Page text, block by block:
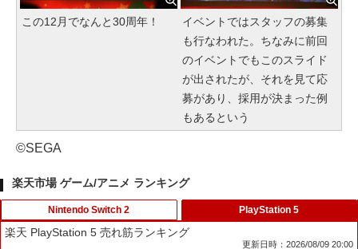
この12月でなんと30周年！
イベントではスタッフの募集
も行なわれた。ちなみに前回
のイベントでもこのスライド
が出されたが、それを見て応
募があり、採用が決まった例
もあるという
©SEGA
楽天市場 ゲーム/アニメ ランキング
Nintendo Switch 2 PlayStation 5
楽天 PlayStation 5 売れ筋ランキング
更新日時：2026/08/09 20:00